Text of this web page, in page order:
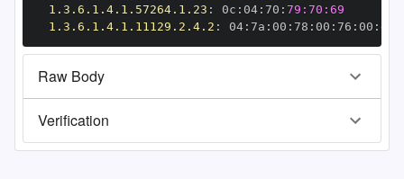
1.3.6.1.4.1.57264.1.23 : 0c : 04: 70 : 79:70:69
1.3.6.1.4.1.11129.2.4.2 : 04: 7a : 00 : 78 : 00 : 76 : 00 : dd
Raw Body
Verification